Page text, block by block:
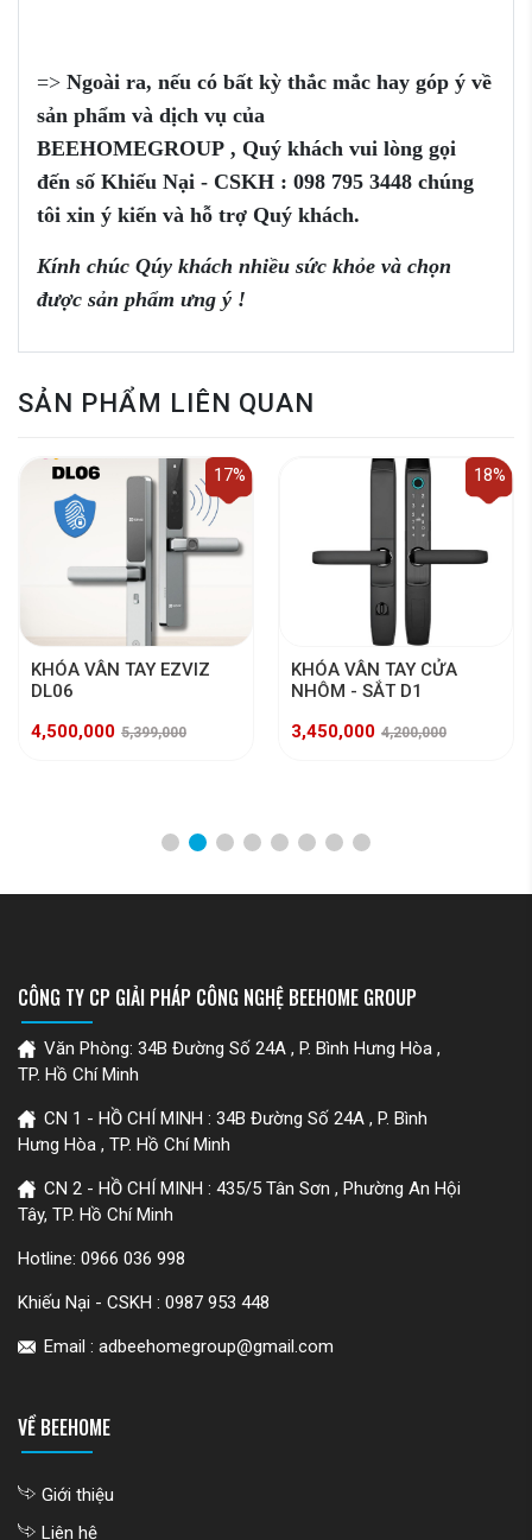
=> Ngoài ra, nếu có bất kỳ thắc mắc hay góp ý về
sản phẩm và dịch vụ của
BEEHOMEGROUP , Quý khách vui lòng gọi
đến số Khiếu Nại - CSKH : 098 795 3448 chúng
tôi xin ý kiến và hỗ trợ Quý khách.
Kính chúc Qúy khách nhiều sức khỏe và chọn
được sản phẩm ưng ý !
SẢN PHẨM LIÊN QUAN
KHÓA VÂN TAY EZVIZ
DL06
4,500,000 5,399,000
17%
KHÓA VÂN TAY CỬA
NHÔM - SẮT D1
3,450,000 4,200,000
18%
CÔNG TY CP GIẢI PHÁP CÔNG NGHỆ BEEHOME GROUP
Văn Phòng: 34B Đường Số 24A , P. Bình Hưng Hòa ,
TP. Hồ Chí Minh
CN 1 - HỒ CHÍ MINH : 34B Đường Số 24A , P. Bình
Hưng Hòa , TP. Hồ Chí Minh
CN 2 - HỒ CHÍ MINH : 435/5 Tân Sơn , Phường An Hội
Tây, TP. Hồ Chí Minh
Hotline: 0966 036 998
Khiếu Nại - CSKH : 0987 953 448
Email : adbeehomegroup@gmail.com
VỀ BEEHOME
Giới thiệu
Liên hệ